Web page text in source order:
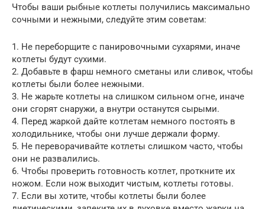
Чтобы ваши рыбные котлеты получились максимально
сочными и нежными, следуйте этим советам:
1. Не переборщите с панировочными сухарями, иначе
котлеты будут сухими.
2. Добавьте в фарш немного сметаны или сливок, чтобы
котлеты были более нежными.
3. Не жарьте котлеты на слишком сильном огне, иначе
они сгорят снаружи, а внутри останутся сырыми.
4. Перед жаркой дайте котлетам немного постоять в
холодильнике, чтобы они лучше держали форму.
5. Не переворачивайте котлеты слишком часто, чтобы
они не развалились.
6. Чтобы проверить готовность котлет, проткните их
ножом. Если нож выходит чистым, котлеты готовы.
7. Если вы хотите, чтобы котлеты были более